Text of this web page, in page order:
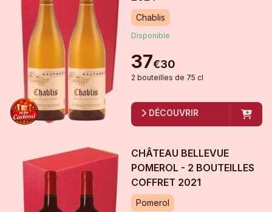
Chablis
Disponible
37€30
2 bouteilles de 75 cl
DÉCOUVRIR
CHÂTEAU BELLEVUE
POMEROL - 2 BOUTEILLES
COFFRET 2021
Pomerol